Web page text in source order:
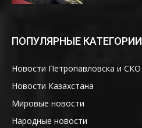
ПОПУЛЯРНЫЕ КАТЕГОРИИ
Новости Петропавловска и СКО
Новости Казахстана
Мировые новости
Народные новости